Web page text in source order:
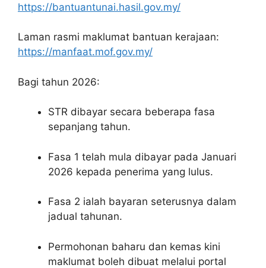
https://bantuantunai.hasil.gov.my/
Laman rasmi maklumat bantuan kerajaan:
https://manfaat.mof.gov.my/
Bagi tahun 2026:
STR dibayar secara beberapa fasa
sepanjang tahun.
Fasa 1 telah mula dibayar pada Januari
2026 kepada penerima yang lulus.
Fasa 2 ialah bayaran seterusnya dalam
jadual tahunan.
Permohonan baharu dan kemas kini
maklumat boleh dibuat melalui portal